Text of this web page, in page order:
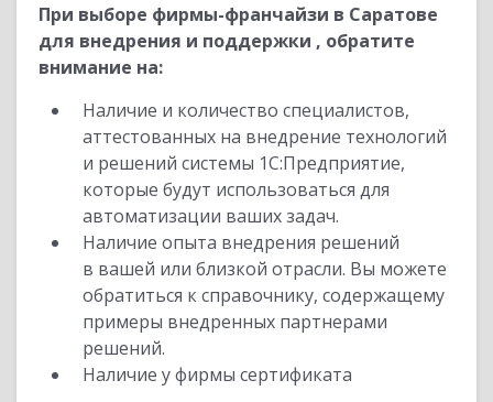
При выборе фирмы-франчайзи в Саратове
для внедрения и поддержки , обратите
внимание на:
Наличие и количество специалистов,
аттестованных на внедрение технологий
и решений системы 1С:Предприятие,
которые будут использоваться для
автоматизации ваших задач.
Наличие опыта внедрения решений
в вашей или близкой отрасли. Вы можете
обратиться к справочнику, содержащему
примеры внедренных партнерами
решений.
Наличие у фирмы сертификата